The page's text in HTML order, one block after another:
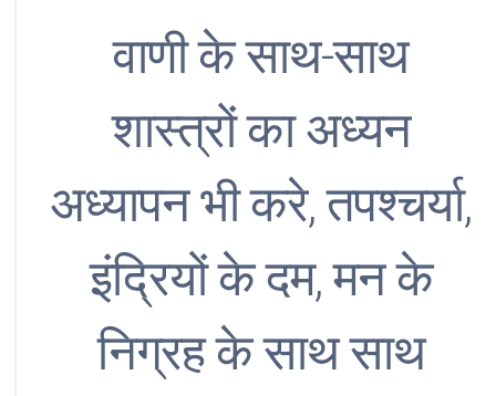
वाणी के साथ-साथ
शास्त्रों का अध्यन
अध्यापन भी करे, तपश्चर्या,
इंद्रियों के दम, मन के
निग्रह के साथ साथ